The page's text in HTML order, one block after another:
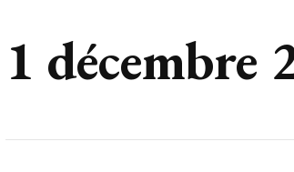
1 décembre